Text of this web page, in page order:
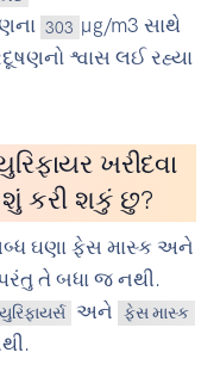
303 µg/m3 સાથે
શ્વાસ લઈ રહ્યા
ખરીદવા
શું કરી શકું છુ?
ઘણા ફેસ માસ્ક અને
તે બધા જ નથી.
અને ફેસ માસ્ક